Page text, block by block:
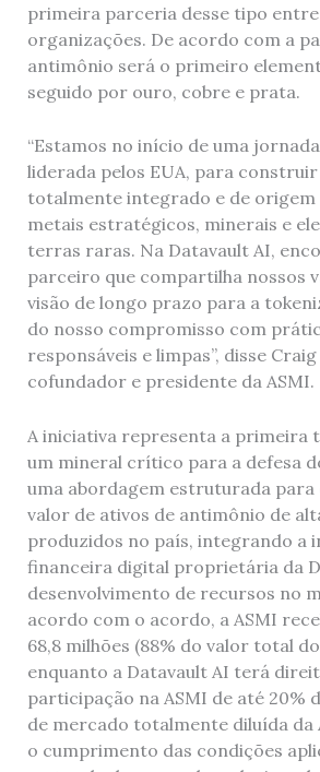
primeira parceria desse tipo entre
organizações. De acordo com a
antimônio será o primeiro
seguido por ouro, cobre e prata.
“Estamos no início de uma
liderada pelos EUA, para
totalmente integrado e de origem
metais estratégicos, minerais e
terras raras. Na Datavault AI,
parceiro que compartilha nossos
visão de longo prazo para a
do nosso compromisso com
responsáveis ​​e limpas”, disse
cofundador e presidente da ASMI.
A iniciativa representa a primeira
um mineral crítico para a defesa
uma abordagem estruturada para
valor de ativos de antimônio de
produzidos no país, integrando a
financeira digital proprietária da
desenvolvimento de recursos no
acordo com o acordo, a ASMI
68,8 milhões (88% do valor total
enquanto a Datavault AI terá
participação na ASMI de até 20%
de mercado totalmente diluída da
o cumprimento das condições